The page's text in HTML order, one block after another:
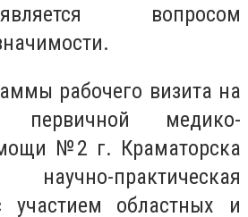
вопросом
рабочего визита на
первичной медико-
№2 г. Краматорска
практическая
участием областных и